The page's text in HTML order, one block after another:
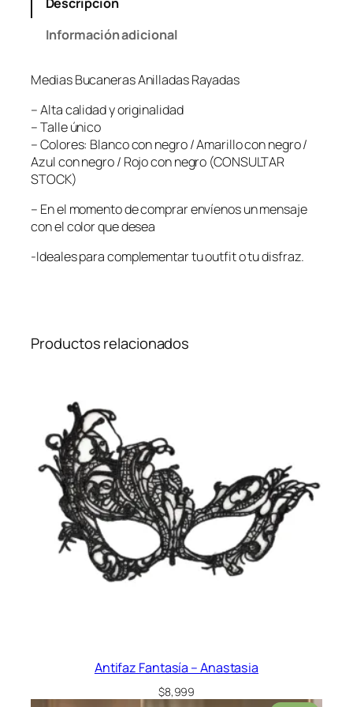
Información adicional
Medias Bucaneras Anilladas Rayadas
– Alta calidad y originalidad
– Talle único
– Colores: Blanco con negro / Amarillo con negro /
Azul con negro / Rojo con negro (CONSULTAR
STOCK)
– En el momento de comprar envíenos un mensaje
con el color que desea
-Ideales para complementar tu outfit o tu disfraz.
Productos relacionados
Antifaz Fantasía – Anastasia
$8,999